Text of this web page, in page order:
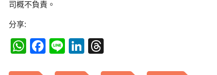
司概不負責。
分享:
WhatsApp
Facebook
LineLinkedIn